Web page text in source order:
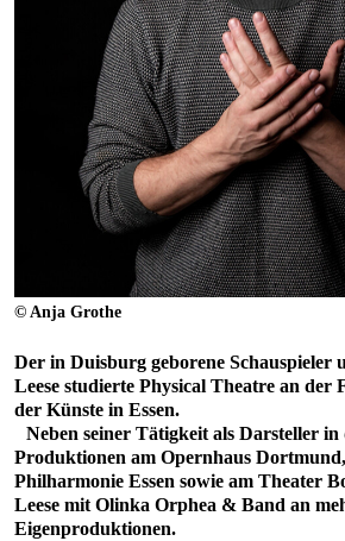
© Anja Grothe
Der in Duisburg geborene Schauspieler
Leese studierte Physical Theatre an der
der Künste in Essen.
Neben seiner Tätigkeit als Darsteller in
Produktionen am Opernhaus
Philharmonie Essen sowie am Theater
Leese mit Olinka Orphea & Band an
Eigenproduktionen.